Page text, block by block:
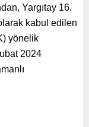
Yargıtay 16.
kabul edilen
yönelik
2024